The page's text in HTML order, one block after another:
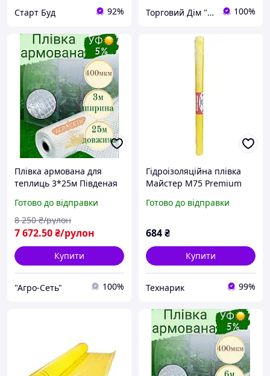
Старт Буд 92% Торговий Дім "RZS" 100%
Плівка армована для
теплиць 3*25м Південая
УФ прозора
Готово до відправки
7 672.50₴/рулон
8 250 ₴/рулон
Купити
"Агро-Сеть" 100%
Гідроізоляційна плівка
Майстер M75 Premium
Готово до відправки
684₴
Купити
Технарик 99%